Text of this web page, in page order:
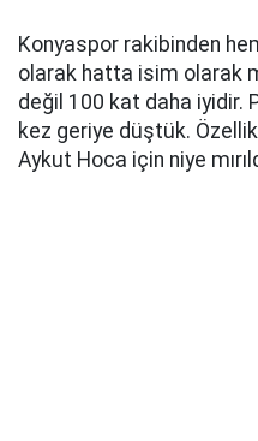
Konyaspor rakibinden
olarak hatta isim olarak
değil 100 kat daha iyidir.
kez geriye düştük.
Aykut Hoca için niye